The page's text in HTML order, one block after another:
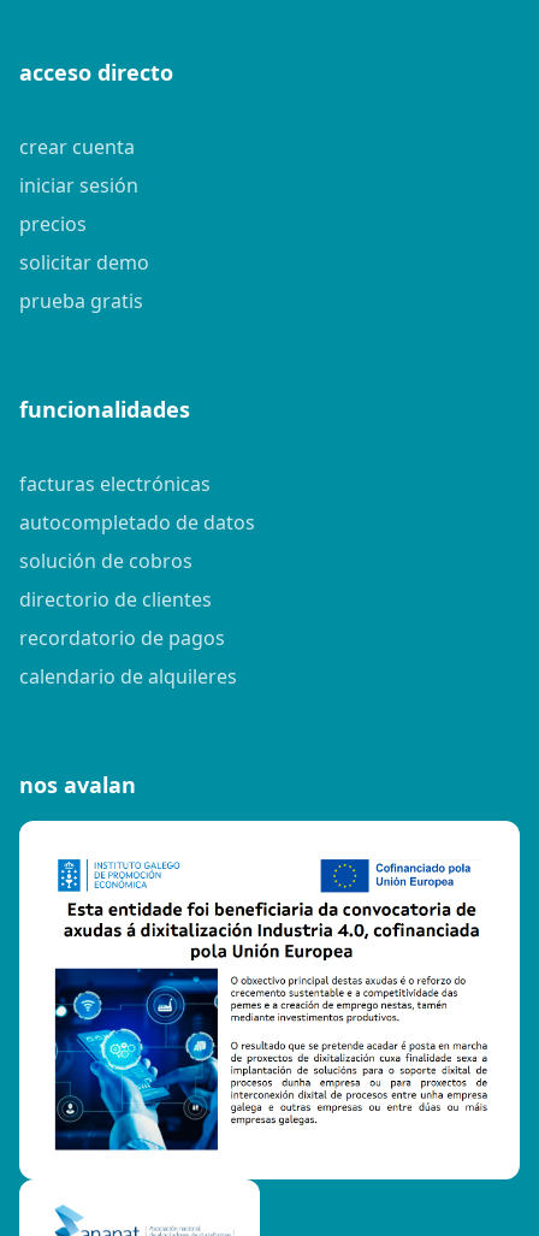
acceso directo
crear cuenta
iniciar sesión
precios
solicitar demo
prueba gratis
funcionalidades
facturas electrónicas
autocompletado de datos
solución de cobros
directorio de clientes
recordatorio de pagos
calendario de alquileres
nos avalan